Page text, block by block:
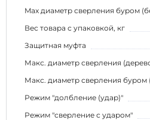
Max диаметр сверления буром
Вес товара с упаковкой, кг
Защитная муфта
Макс. диаметр сверления
Макс. диаметр сверления буром
Режим "долбление (удар)"
Режим "сверление с ударом"